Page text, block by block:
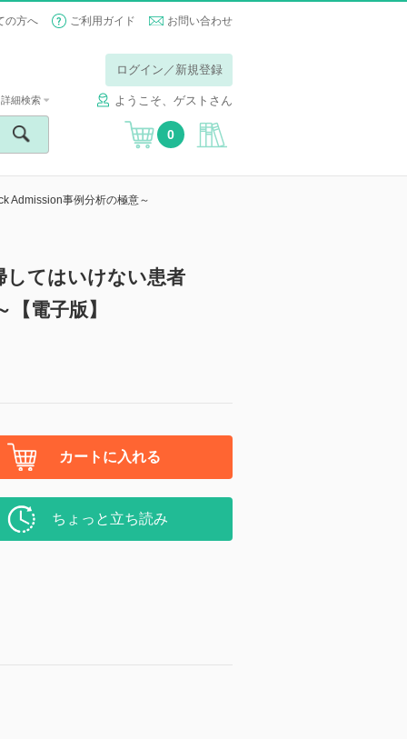
の方へ ご利用ガイド お問い合わせ
ログイン／新規登録
ようこそ、ゲストさん
詳細検索
0
Admission事例分析の極意～
してはいけない患者
電子版】
カートに入れる
ちょっと立ち読み